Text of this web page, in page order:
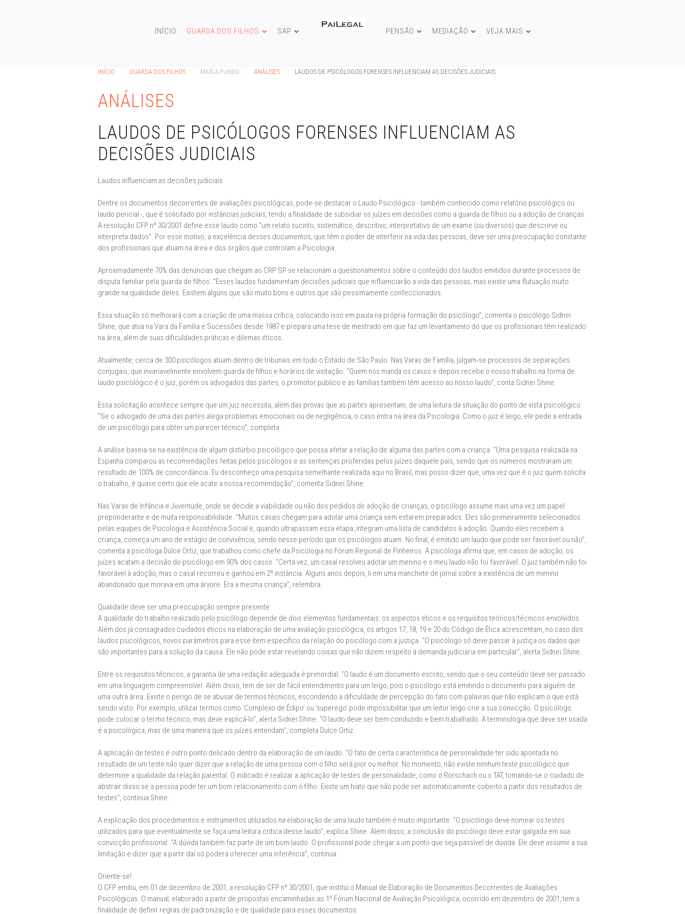
INÍCIO GUARDA DOS FILHOS SAP PENSÃO MEDIAÇÃO VEJA MAIS
INÍCIO GUARDA DOS FILHOS MAIS A FUNDO ANÁLISES LAUDOS DE PSICÓLOGOS FORENSES INFLUENCIAM AS DECISÕES JUDICIAIS
ANÁLISES
LAUDOS DE PSICÓLOGOS FORENSES INFLUENCIAM AS
DECISÕES JUDICIAIS
Laudos influenciam as decisões judiciais
Dentre os documentos decorrentes de avaliações psicológicas, pode-se destacar o Laudo Psicológico - também conhecido como relatório psicológico ou
laudo pericial -, que é solicitado por instâncias judiciais, tendo a finalidade de subsidiar os juízes em decisões como a guarda de filhos ou a adoção de crianças.
A resolução CFP nº 30/2001 define esse laudo como “um relato sucinto, sistemático, descritivo, interpretativo de um exame (ou diversos) que descreve ou
interpreta dados”. Por esse motivo, a excelência desses documentos, que têm o poder de interferir na vida das pessoas, deve ser uma preocupação constante
dos profissionais que atuam na área e dos órgãos que controlam a Psicologia.
Aproximadamente 70% das denúncias que chegam ao CRP SP se relacionam a questionamentos sobre o conteúdo dos laudos emitidos durante processos de
disputa familiar pela guarda de filhos. “Esses laudos fundamentam decisões judiciais que influenciarão a vida das pessoas, mas existe uma flutuação muito
grande na qualidade deles. Existem alguns que são muito bons e outros que são pessimamente confeccionados.
Essa situação só melhorará com a criação de uma massa crítica, colocando isso em pauta na própria formação do psicólogo”, comenta o psicólogo Sidnei
Shine, que atua na Vara da Família e Sucessões desde 1987 e prepara uma tese de mestrado em que faz um levantamento do que os profissionais têm realizado
na área, além de suas dificuldades práticas e dilemas éticos.
Atualmente, cerca de 300 psicólogos atuam dentro de tribunais em todo o Estado de São Paulo. Nas Varas de Família, julgam-se processos de separações
conjugais, que invariavelmente envolvem guarda de filhos e horários de visitação. “Quem nos manda os casos e depois recebe o nosso trabalho na forma de
laudo psicológico é o juiz, porém os advogados das partes, o promotor público e as famílias também têm acesso ao nosso laudo”, conta Sidnei Shine.
Essa solicitação acontece sempre que um juiz necessita, além das provas que as partes apresentam, de uma leitura da situação do ponto de vista psicológico.
“Se o advogado de uma das partes alega problemas emocionais ou de negligência, o caso entra na área da Psicologia. Como o juiz é leigo, ele pede a entrada
de um psicólogo para obter um parecer técnico”, completa.
A análise baseia-se na existência de algum distúrbio psicológico que possa afetar a relação de alguma das partes com a criança. “Uma pesquisa realizada na
Espanha comparou as recomendações feitas pelos psicólogos e as sentenças proferidas pelos juízes daquele país, sendo que os números mostraram um
resultado de 100% de concordância. Eu desconheço uma pesquisa semelhante realizada aqui no Brasil, mas posso dizer que, uma vez que é o juiz quem solicita
o trabalho, é quase certo que ele acate a nossa recomendação”, comenta Sidnei Shine.
Nas Varas de Infância e Juventude, onde se decide a viabilidade ou não dos pedidos de adoção de crianças, o psicólogo assume mais uma vez um papel
preponderante e de muita responsabilidade. “Muitos casais chegam para adotar uma criança sem estarem preparados. Eles são primeiramente selecionados
pelas equipes de Psicologia e Assistência Social e, quando ultrapassam essa etapa, integram uma lista de candidatos à adoção. Quando eles recebem a
criança, começa um ano de estágio de convivência, sendo nesse período que os psicólogos atuam. No final, é emitido um laudo que pode ser favorável ou não”,
comenta a psicóloga Dulce Ortiz, que trabalhou como chefe da Psicologia no Fórum Regional de Pinheiros. A psicóloga afirma que, em casos de adoção, os
juízes acatam a decisão do psicólogo em 90% dos casos. “Certa vez, um casal resolveu adotar um menino e o meu laudo não foi favorável. O juiz também não foi
favorável à adoção, mas o casal recorreu e ganhou em 2º instância. Alguns anos depois, li em uma manchete de jornal sobre a existência de um menino
abandonado que morava em uma árvore. Era a mesma criança”, relembra.
Qualidade deve ser uma preocupação sempre presente
A qualidade do trabalho realizado pelo psicólogo depende de dois elementos fundamentais: os aspectos éticos e os requisitos teóricos/técnicos envolvidos.
Além dos já consagrados cuidados éticos na elaboração de uma avaliação psicológica, os artigos 17, 18, 19 e 20 do Código de Ética acrescentam, no caso dos
laudos psicológicos, novos parâmetros para esse item específico da relação do psicólogo com a justiça. “O psicólogo só deve passar à justiça os dados que
são importantes para a solução da causa. Ele não pode estar revelando coisas que não dizem respeito à demanda judiciária em particular”, alerta Sidnei Shine.
Entre os requisitos técnicos, a garantia de uma redação adequada é primordial. “O laudo é um documento escrito, sendo que o seu conteúdo deve ser passado
em uma linguagem compreensível. Além disso, tem de ser de fácil entendimento para um leigo, pois o psicólogo está emitindo o documento para alguém de
uma outra área. Existe o perigo de se abusar de termos técnicos, escondendo a dificuldade de percepção do fato com palavras que não explicam o que está
sendo visto. Por exemplo, utilizar termos como ‘Complexo de Édipo’ ou ‘superego’ pode impossibilitar que um leitor leigo crie a sua convicção. O psicólogo
pode colocar o termo técnico, mas deve explicá-lo”, alerta Sidnei Shine. “O laudo deve ser bem conduzido e bem trabalhado. A terminologia que deve ser usada
é a psicológica, mas de uma maneira que os juízes entendam”, completa Dulce Ortiz.
A aplicação de testes é outro ponto delicado dentro da elaboração de um laudo. “O fato de certa característica de personalidade ter sido apontada no
resultado de um teste não quer dizer que a relação de uma pessoa com o filho será pior ou melhor. No momento, não existe nenhum teste psicológico que
determine a qualidade da relação parental. O indicado é realizar a aplicação de testes de personalidade, como o Rorschach ou o TAT, tomando-se o cuidado de
abstrair disso se a pessoa pode ter um bom relacionamento com o filho. Existe um hiato que não pode ser automaticamente coberto a partir dos resultados de
testes”, continua Shine.
A explicação dos procedimentos e instrumentos utilizados na elaboração de uma laudo também é muito importante. “O psicólogo deve nomear os testes
utilizados para que eventualmente se faça uma leitura crítica desse laudo”, explica Shine. Além disso, a conclusão do psicólogo deve estar galgada em sua
convicção profissional. “A dúvida também faz parte de um bom laudo. O profissional pode chegar a um ponto que seja passível de dúvida. Ele deve assumir a sua
limitação e dizer que a partir daí só poderá oferecer uma inferência”, continua.
Oriente-se!
O CFP emitiu, em 01 de dezembro de 2001, a resolução CFP nº 30/2001, que institui o Manual de Elaboração de Documentos Decorrentes de Avaliações
Psicológicas. O manual, elaborado a partir de propostas encaminhadas ao 1º Fórum Nacional de Avaliação Psicológica, ocorrido em dezembro de 2001, tem a
finalidade de definir regras de padronização e de qualidade para esses documentos.